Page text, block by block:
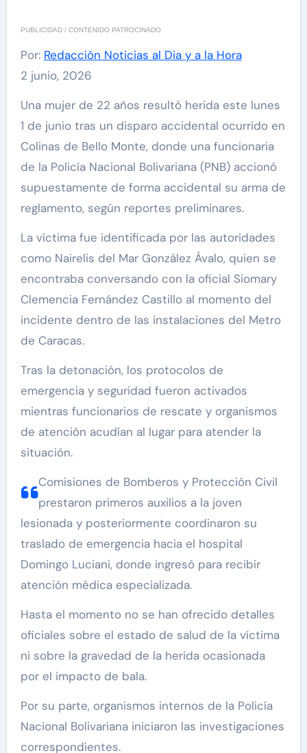
PUBLICIDAD / CONTENIDO PATROCINADO
Por: Redacción Noticias al Dia y a la Hora
2 junio, 2026
Una mujer de 22 años resultó herida este lunes
1 de junio tras un disparo accidental ocurrido en
Colinas de Bello Monte, donde una funcionaria
de la Policía Nacional Bolivariana (PNB) accionó
supuestamente de forma accidental su arma de
reglamento, según reportes preliminares.
La víctima fue identificada por las autoridades
como Nairelis del Mar González Ávalo, quien se
encontraba conversando con la oficial Siomary
Clemencia Fernández Castillo al momento del
incidente dentro de las instalaciones del Metro
de Caracas.
Tras la detonación, los protocolos de
emergencia y seguridad fueron activados
mientras funcionarios de rescate y organismos
de atención acudían al lugar para atender la
situación.
Comisiones de Bomberos y Protección Civil
prestaron primeros auxilios a la joven
lesionada y posteriormente coordinaron su
traslado de emergencia hacia el hospital
Domingo Luciani, donde ingresó para recibir
atención médica especializada.
Hasta el momento no se han ofrecido detalles
oficiales sobre el estado de salud de la víctima
ni sobre la gravedad de la herida ocasionada
por el impacto de bala.
Por su parte, organismos internos de la Policía
Nacional Bolivariana iniciaron las investigaciones
correspondientes.